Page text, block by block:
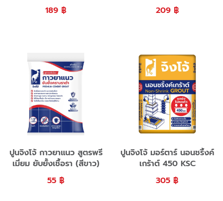
189 ฿
209 ฿
ปูนจิงโจ้ กาวยาแนว สูตรพรี
เมี่ยม ยับยั้งเชื้อรา (สีขาว)
55 ฿
ปูนจิงโจ้ มอร์ตาร์ นอนชริ้งค์
เกร้าต์ 450 KSC
305 ฿